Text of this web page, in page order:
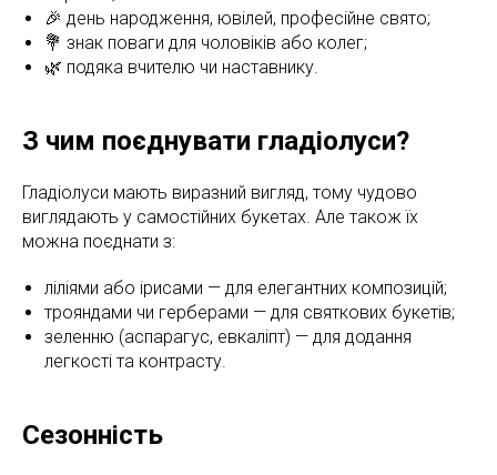
🎉 день народження, ювілей, професійне свято;
💐 знак поваги для чоловіків або колег;
🌿 подяка вчителю чи наставнику.
З чим поєднувати гладіолуси?
Гладіолуси мають виразний вигляд, тому чудово
виглядають у самостійних букетах. Але також їх
можна поєднати з:
ліліями або ірисами — для елегантних композицій;
трояндами чи герберами — для святкових букетів;
зеленню (аспарагус, евкаліпт) — для додання
легкості та контрасту.
Сезонність